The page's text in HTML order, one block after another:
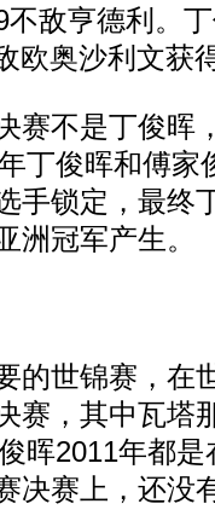
敌亨德利。
欧奥沙利文获
不是丁俊晖
丁俊晖和傅家
手锁定，最终
洲冠军产生。
世锦赛，在
赛，其中瓦塔
晖2011年都
决赛上，还没